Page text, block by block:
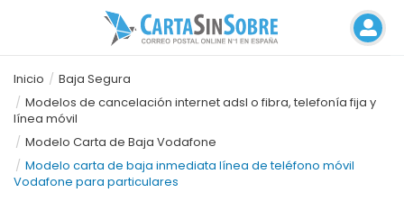
Inicio
Baja Segura
Modelos de cancelación internet adsl o fibra, telefonía fija y
línea móvil
Modelo Carta de Baja Vodafone
Modelo carta de baja inmediata línea de teléfono móvil
Vodafone para particulares